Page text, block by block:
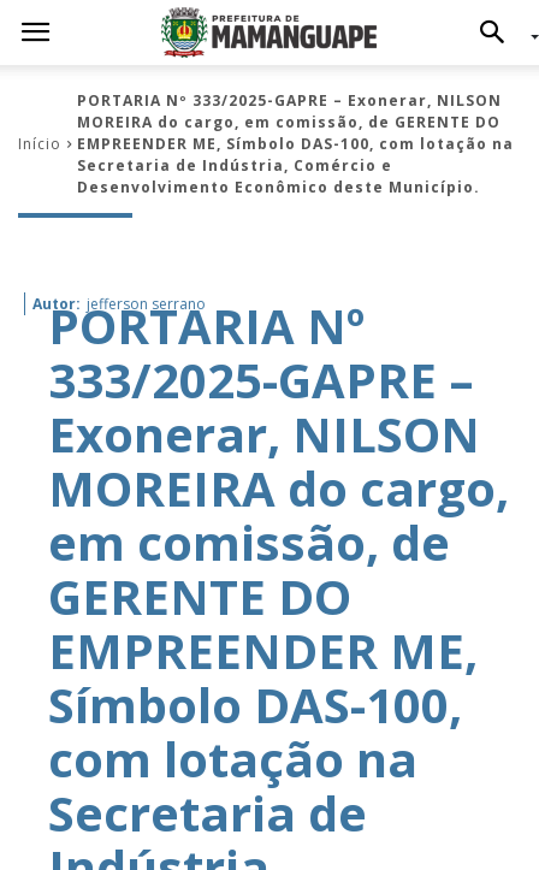
Início
PORTARIA Nº 333/2025-GAPRE – Exonerar, NILSON
MOREIRA do cargo, em comissão, de GERENTE DO
EMPREENDER ME, Símbolo DAS-100, com lotação na
Secretaria de Indústria, Comércio e
Desenvolvimento Econômico deste Município.
Autor: jefferson serrano
PORTARIA Nº
333/2025-GAPRE –
Exonerar, NILSON
MOREIRA do cargo,
em comissão, de
GERENTE DO
EMPREENDER ME,
Símbolo DAS-100,
com lotação na
Secretaria de